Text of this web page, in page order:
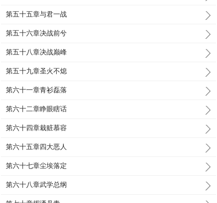
第五十五章与君一战
第五十六章决战前兮
第五十八章决战巅峰
第五十九章圣火不熄
第六十一章青衫磊落
第六十二章睁眼瞎话
第六十四章栽赃慕容
第六十五章四大恶人
第六十七章尘埃落定
第六十八章武学总纲